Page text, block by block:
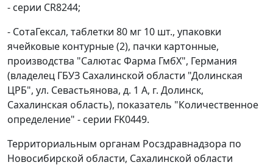
- серии CR8244;
- СотаГексал, таблетки 80 мг 10 шт., упаковки
ячейковые контурные (2), пачки картонные,
производства "Салютас Фарма ГмбХ", Германия
(владелец ГБУЗ Сахалинской области "Долинская
ЦРБ", ул. Севастьянова, д. 1 А, г. Долинск,
Сахалинская область), показатель "Количественное
определение" - серии FK0449.
Территориальным органам Росздравнадзора по
Новосибирской области, Сахалинской области